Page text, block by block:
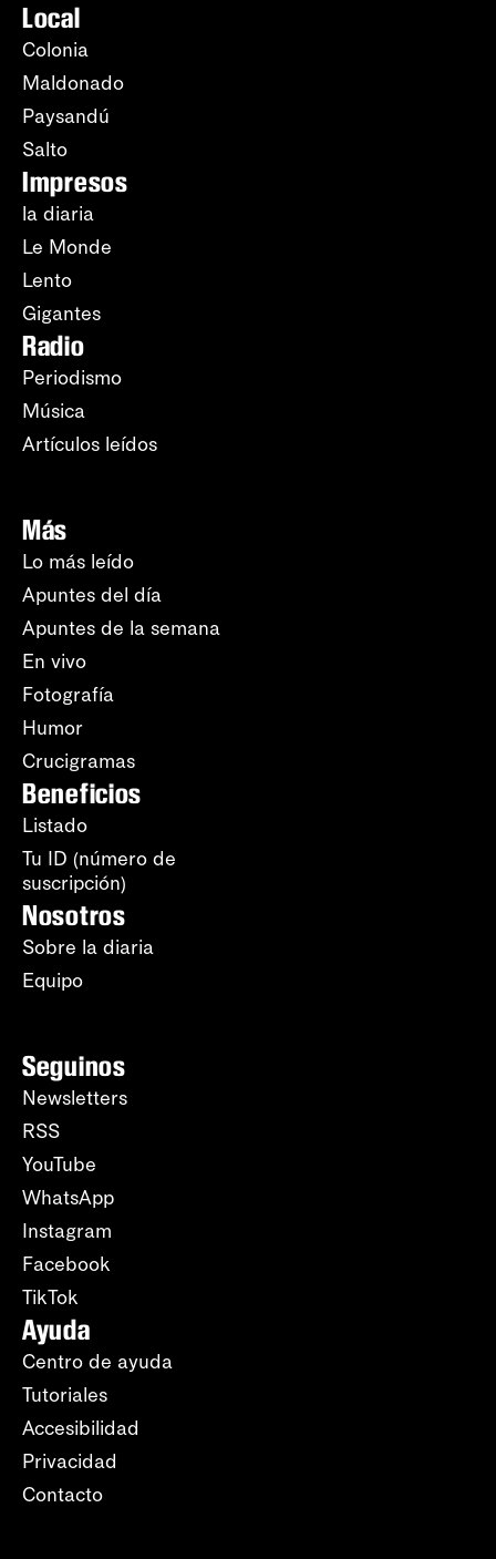
Local
Colonia
Maldonado
Paysandú
Salto
Impresos
la diaria
Le Monde
Lento
Gigantes
Radio
Periodismo
Música
Artículos leídos
Más
Lo más leído
Apuntes del día
Apuntes de la semana
En vivo
Fotografía
Humor
Crucigramas
Beneficios
Listado
Tu ID (número de
suscripción)
Nosotros
Sobre la diaria
Equipo
Seguinos
Newsletters
RSS
YouTube
WhatsApp
Instagram
Facebook
TikTok
Ayuda
Centro de ayuda
Tutoriales
Accesibilidad
Privacidad
Contacto